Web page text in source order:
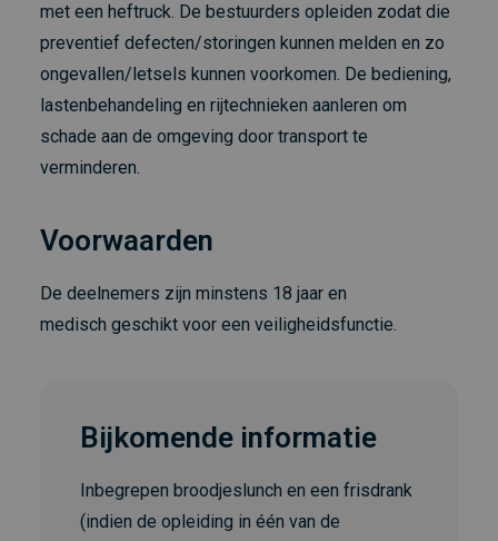
met een heftruck. De bestuurders opleiden zodat die
preventief defecten/storingen kunnen melden en zo
ongevallen/letsels kunnen voorkomen. De bediening,
lastenbehandeling en rijtechnieken aanleren om
schade aan de omgeving door transport te
verminderen.
Voorwaarden
De deelnemers zijn minstens 18 jaar en
medisch geschikt voor een veiligheidsfunctie.
Bijkomende informatie
Inbegrepen broodjeslunch en een frisdrank
(indien de opleiding in één van de